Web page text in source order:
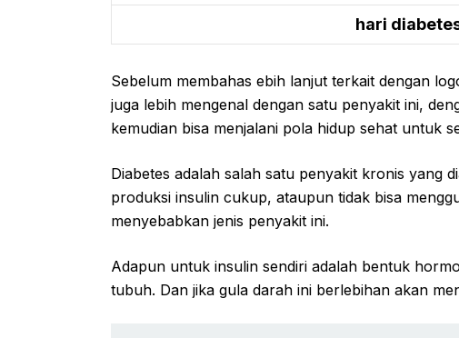
hari
Sebelum membahas ebih lanjut terkait dengan
juga lebih mengenal dengan satu penyakit ini,
kemudian bisa menjalani pola hidup sehat untuk
Diabetes adalah salah satu penyakit kronis yang
produksi insulin cukup, ataupun tidak bisa
menyebabkan jenis penyakit ini.
Adapun untuk insulin sendiri adalah bentuk
tubuh. Dan jika gula darah ini berlebihan akan